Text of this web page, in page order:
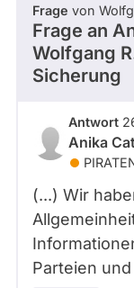
befragt
werden.
Thema
- Alle -
Antwort
- Alle -
Frage von
Frage an
Wolfgang
Sicherung
Antwort
Anika
(...) Wir
Parteien